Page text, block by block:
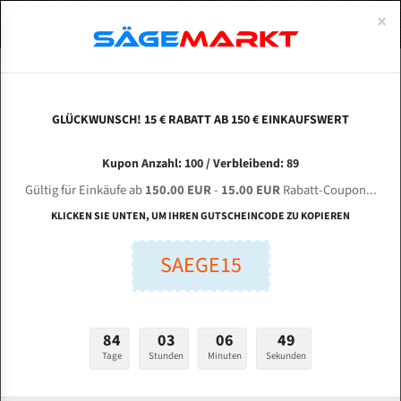
ZHEJIANG CHENLONG SAWING MACHINE G 4230
/ 50 für 4180 mm Bi-Metall Bandsägeblätter
Länge (mm):
Stärken + Zahnteilung:
mm
ABOUTS
ENGLISH
Bi-Metall Meterware
Fleischerei Bandsägeblätter
Bandmesser Glatt Meterware
Konvex Meterware
×
GLÜCKWUNSCH! 15 € RABATT AB 150 € EINKAUFSWERT
Kupon Anzahl: 100 / Verbleibend: 89
Gültig für Einkäufe ab150.00 EUR- 15.00 EURRabatt-Coupon...
KLICKEN SIE UNTEN, UM IHREN GUTSCHEINCODE ZU KOPIEREN
SAEGE15
84
Tage
03
Stunden
06
Minuten
48
Sekunden